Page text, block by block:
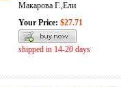
Макарова Г.,Ели
Your Price: $27.71
shipped in 14-20 days